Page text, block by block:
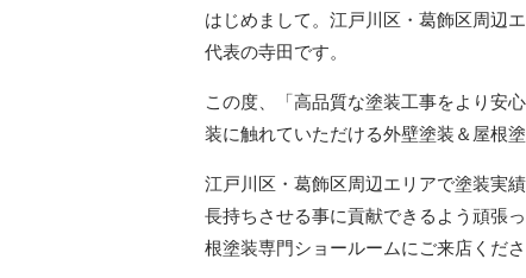
はじめまして。江戸川区・葛飾区周辺
代表の寺田です。
この度、「高品質な塗装工事をより安
装に触れていただける外壁塗装＆屋根
江戸川区・葛飾区周辺エリアで塗装実
長持ちさせる事に貢献できるよう頑張
根塗装専門ショールームにご来店くださ